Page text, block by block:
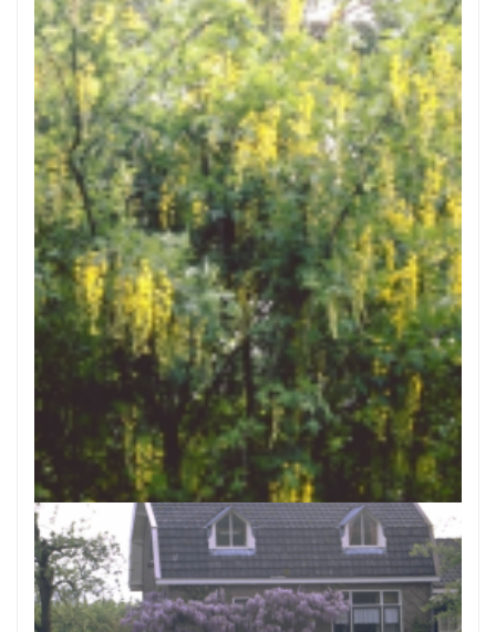
Bastaardgoudenregen
Laburnum x watereri 'Vossii'